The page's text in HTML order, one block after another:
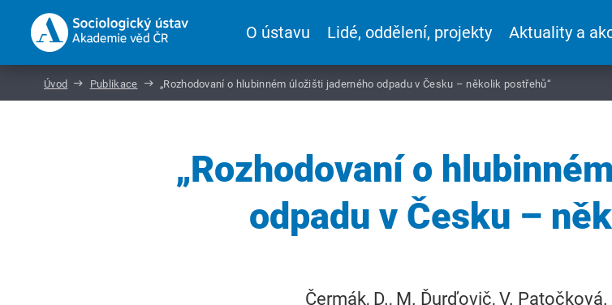
O ústavu Lidé, oddělení, projekty Aktuality a
Úvod Publikace „Rozhodovaní o hlubinném úložišti jaderného odpadu v Česku – několik postřehů“
„Rozhodovaní o
odpadu v Česku –
Čermák, D., M. Ďurďovič, V.